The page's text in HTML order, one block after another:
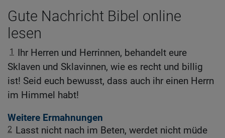
Gute Nachricht Bibel online
lesen
1 Ihr Herren und Herrinnen, behandelt eure
Sklaven und Sklavinnen, wie es recht und billig
ist! Seid euch bewusst, dass auch ihr einen Herrn
im Himmel habt!
Weitere Ermahnungen
2 Lasst nicht nach im Beten, werdet nicht müde